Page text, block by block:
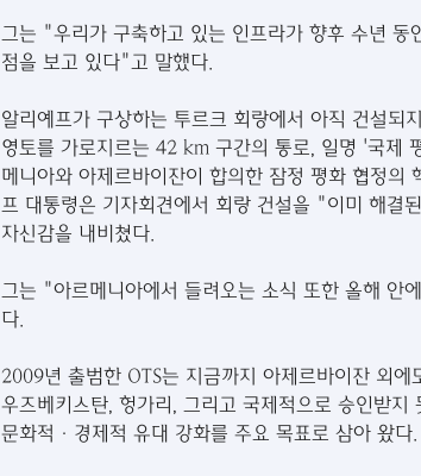
그는 "우리가 구축하고 있는 인프라가 향후 수년 동
점을 보고 있다"고 말했다.
알리예프가 구상하는 투르크 회랑에서 아직 건설되
영토를 가로지르는 42 km 구간의 통로, 일명 '국제
메니아와 아제르바이잔이 합의한 잠정 평화 협정의
프 대통령은 기자회견에서 회랑 건설을 "이미 해결
자신감을 내비쳤다.
그는 "아르메니아에서 들려오는 소식 또한 올해 안
다.
2009년 출범한 OTS는 지금까지 아제르바이잔 외
우즈베키스탄, 헝가리, 그리고 국제적으로 승인받
문화적·경제적 유대 강화를 주요 목표로 삼아 왔다.